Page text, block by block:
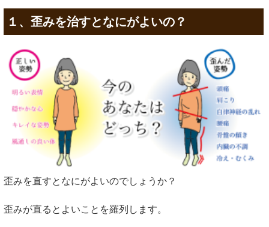
１、歪みを治すとなにがよいの？
歪みを直すとなにがよいのでしょうか？
歪みが直るとよいことを羅列します。